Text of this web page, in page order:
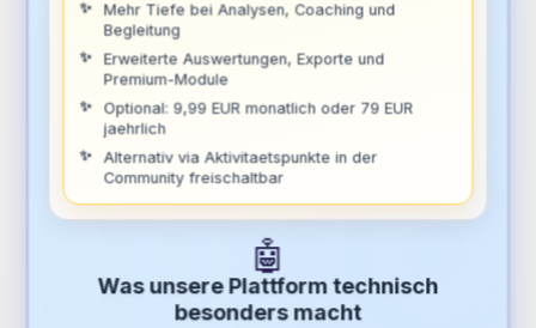
Mehr Tiefe bei Analysen, Coaching und
Begleitung
Erweiterte Auswertungen, Exporte und
Premium-Module
Optional: 9,99 EUR monatlich oder 79 EUR
jaehrlich
Alternativ via Aktivitaetspunkte in der
Community freischaltbar
🤖
Was unsere Plattform technisch
besonders macht